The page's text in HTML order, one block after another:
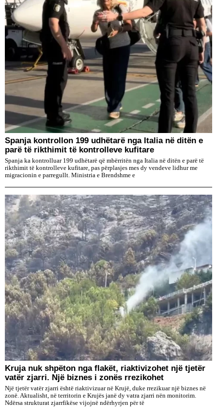
Spanja kontrollon 199 udhëtarë nga Italia në ditën e
parë të rikthimit të kontrolleve kufitare
Spanja ka kontrolluar 199 udhëtarë që mbërritën nga Italia në ditën e parë të
rikthimit të kontrolleve kufitare, pas përplasjes mes dy vendeve lidhur me
migracionin e parregullt. Ministria e Brendshme e
Kruja nuk shpëton nga flakët, riaktivizohet një tjetër
vatër zjarri. Një biznes i zonës rrezikohet
Një tjetër vatër zjarri është riaktivizuar në Krujë, duke rrezikuar një biznes në
zonë. Aktualisht, në territorin e Krujës janë dy vatra zjarri nën monitorim.
Ndërsa strukturat zjarrfikëse vijojnë ndërhyrjen për të